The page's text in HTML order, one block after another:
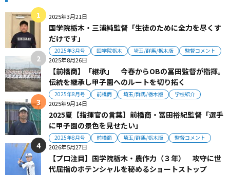
2025年3月21日
国学院栃木・三浦純監督「生徒のために全力を尽くす
だけです」
2025年3月号 国学院栃木 埼玉/群馬/栃木版 監督コメント
2025年8月26日
【前橋商】「継承」 今春からOBの冨田監督が指揮。
伝統を継承し甲子園へのルートを切り拓く
2025年8月号 前橋商 埼玉/群馬/栃木版 学校紹介
2025年9月14日
2025夏【指揮官の言葉】前橋商・冨田裕紀監督「選手
に甲子園の景色を見せたい」
2025年8月号 前橋商 埼玉/群馬/栃木版 監督コメント
2026年5月27日
【プロ注目】国学院栃木・農作力（３年） 攻守に世
代屈指のポテンシャルを秘めるショートストップ